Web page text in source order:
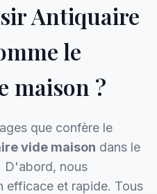
Antiquaire
le
maison ?
que confère le
vide maison dans le
D'abord, nous
efficace et rapide. Tous